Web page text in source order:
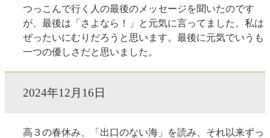
つっこんで行く人の最後のメッセージを聞いたのです
が、最後は「さよなら！」と元気に言ってました。私は
ぜったいにむりだろうと思います。最後に元気でいうも
一つの優しさだと思いました。
2024年12月16日
高３の春休み、「出口のない海」を読み、それ以来ずっ